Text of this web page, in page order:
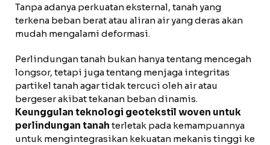
Tanpa adanya perkuatan eksternal, tanah yang
terkena beban berat atau aliran air yang deras akan
mudah mengalami deformasi.
Perlindungan tanah bukan hanya tentang mencegah
longsor, tetapi juga tentang menjaga integritas
partikel tanah agar tidak tercuci oleh air atau
bergeser akibat tekanan beban dinamis.
Keunggulan teknologi geotekstil woven untuk
perlindungan tanah terletak pada kemampuannya
untuk mengintegrasikan kekuatan mekanis tinggi ke